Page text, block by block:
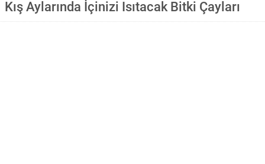
Kış Aylarında İçinizi Isıtacak Bitki Çayları